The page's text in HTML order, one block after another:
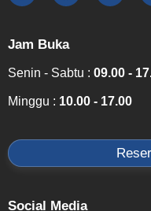
Jam Buka
Senin - Sabtu : 09.00 -
Minggu : 10.00 - 17.00
Social Media